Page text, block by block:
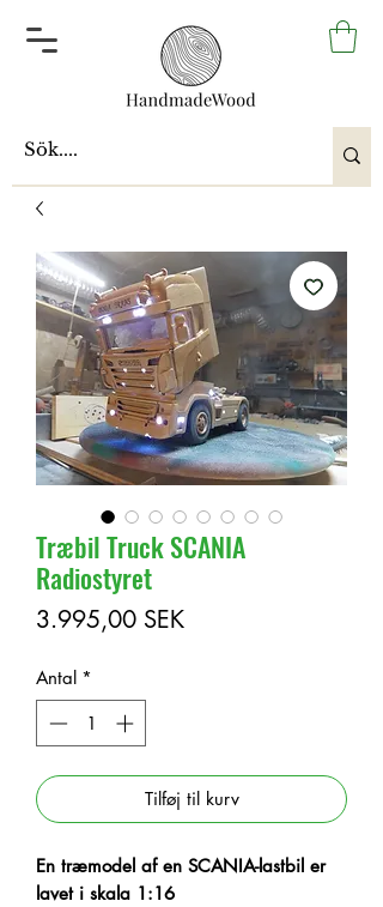
Træbil Truck SCANIA
Radiostyret
3.995,00 SEKPris
Antal *
Tilføj til kurv
En træmodel af en SCANIA-lastbil er
lavet i skala 1:16